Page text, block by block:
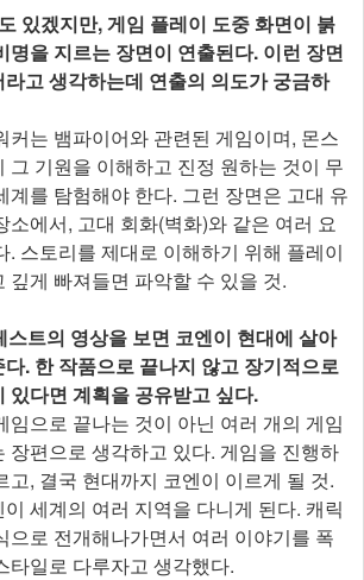
있겠지만, 게임 플레이 도중 화면이 붉
명을 지르는 장면이 연출된다. 이런 장면
고 생각하는데 연출의 의도가 궁금하
커는 뱀파이어와 관련된 게임이며, 몬스
그 기원을 이해하고 진정 원하는 것이 무
계를 탐험해야 한다. 그런 장면은 고대 유
소에서, 고대 회화(벽화)와 같은 여러 요
. 스토리를 제대로 이해하기 위해 플레이
깊게 빠져들면 파악할 수 있을 것.
스트의 영상을 보면 코엔이 현대에 살아
. 한 작품으로 끝나지 않고 장기적으로
있다면 계획을 공유받고 싶다.
임으로 끝나는 것이 아닌 여러 개의 게임
장편으로 생각하고 있다. 게임을 진행하
고, 결국 현대까지 코엔이 이르게 될 것.
세계의 여러 지역을 다니게 된다. 캐릭
으로 전개해나가면서 여러 이야기를 폭
타일로 다루자고 생각했다.